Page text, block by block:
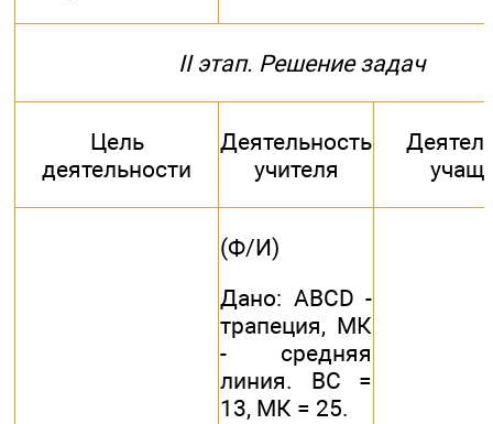
II этап. Решение задач
Цель
деятельности
Деятельность
учителя
(Ф/И)
Дано: ABCD -
трапеция, МК
- средняя
линия. ВС =
13, МК = 25.